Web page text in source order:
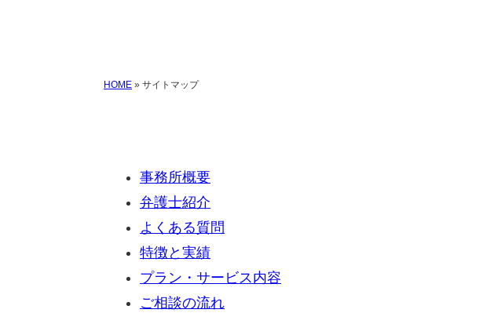
HOME » サイトマップ
事務所概要
弁護士紹介
よくある質問
特徴と実績
プラン・サービス内容
ご相談の流れ